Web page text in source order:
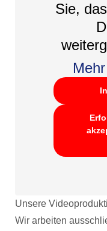
Sie,
Unsere
Wir arbeiten